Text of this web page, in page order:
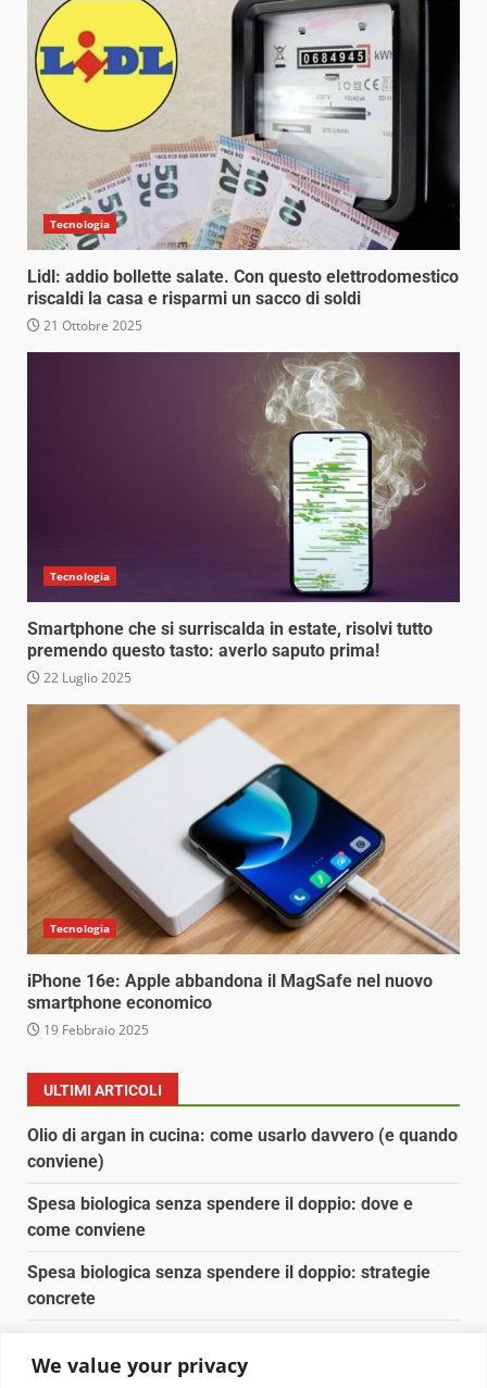
We value your privacy
Tecnologia
Lidl: addio bollette salate. Con questo elettrodomestico
riscaldi la casa e risparmi un sacco di soldi
21 Ottobre 2025
Tecnologia
Smartphone che si surriscalda in estate, risolvi tutto
premendo questo tasto: averlo saputo prima!
22 Luglio 2025
Tecnologia
iPhone 16e: Apple abbandona il MagSafe nel nuovo
smartphone economico
19 Febbraio 2025
ULTIMI ARTICOLI
Olio di argan in cucina: come usarlo davvero (e quando
conviene)
Spesa biologica senza spendere il doppio: dove e
come conviene
Spesa biologica senza spendere il doppio: strategie
concrete
Pulizia naturale della casa: 3 ingredienti che